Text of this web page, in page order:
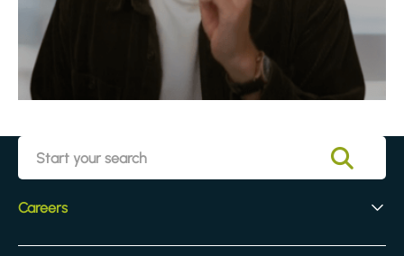
Careers
Early Careers